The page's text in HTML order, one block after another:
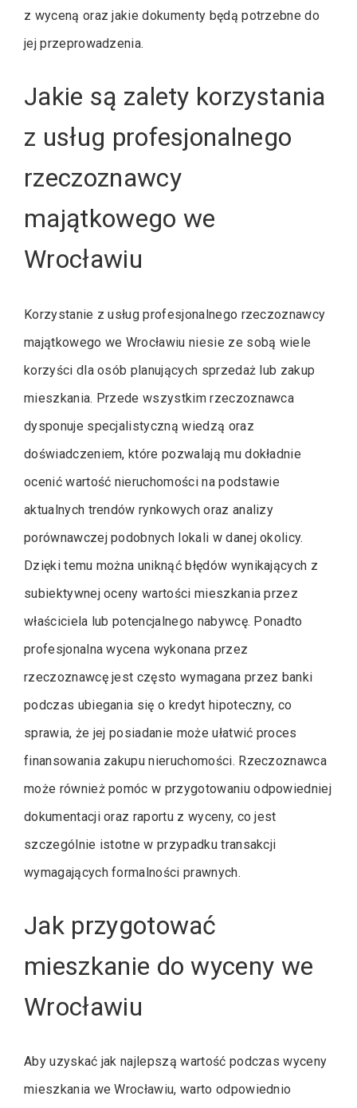
z wyceną oraz jakie dokumenty będą potrzebne do
jej przeprowadzenia.
Jakie są zalety korzystania
z usług profesjonalnego
rzeczoznawcy
majątkowego we
Wrocławiu
Korzystanie z usług profesjonalnego rzeczoznawcy
majątkowego we Wrocławiu niesie ze sobą wiele
korzyści dla osób planujących sprzedaż lub zakup
mieszkania. Przede wszystkim rzeczoznawca
dysponuje specjalistyczną wiedzą oraz
doświadczeniem, które pozwalają mu dokładnie
ocenić wartość nieruchomości na podstawie
aktualnych trendów rynkowych oraz analizy
porównawczej podobnych lokali w danej okolicy.
Dzięki temu można uniknąć błędów wynikających z
subiektywnej oceny wartości mieszkania przez
właściciela lub potencjalnego nabywcę. Ponadto
profesjonalna wycena wykonana przez
rzeczoznawcę jest często wymagana przez banki
podczas ubiegania się o kredyt hipoteczny, co
sprawia, że jej posiadanie może ułatwić proces
finansowania zakupu nieruchomości. Rzeczoznawca
może również pomóc w przygotowaniu odpowiedniej
dokumentacji oraz raportu z wyceny, co jest
szczególnie istotne w przypadku transakcji
wymagających formalności prawnych.
Jak przygotować
mieszkanie do wyceny we
Wrocławiu
Aby uzyskać jak najlepszą wartość podczas wyceny
mieszkania we Wrocławiu, warto odpowiednio